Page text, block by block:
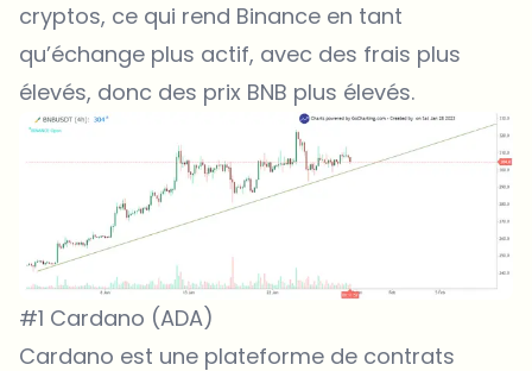
cryptos, ce qui rend Binance en tant
qu’échange plus actif, avec des frais plus
élevés, donc des prix BNB plus élevés.
#1 Cardano (ADA)
Cardano est une plateforme de contrats